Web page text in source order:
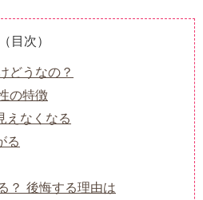
（目次）
どうなの？
の特徴
えなくなる
る
？ 後悔する理由は